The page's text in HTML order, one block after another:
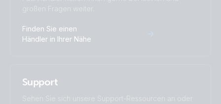
BlueSolar Charge Controller DUO LCD USB 12/24V-
BlueSolar Charge Controller DUO LCD USB 12/24V-
großen Fragen weiter.
Finden Sie einen
Händler in Ihrer Nähe
Support
Sehen Sie sich unsere Support-Ressourcen an oder